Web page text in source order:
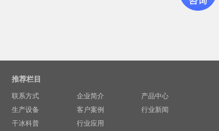
推荐栏目
联系方式 企业简介
产品中心
生产设备
客户案例
行业新闻
干冰科普
行业应用